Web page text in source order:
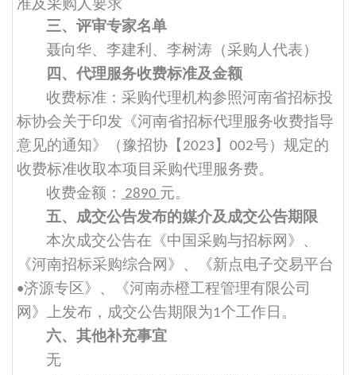
准及采购人要求
三、评审专家名单
聂向华、 李建利 、 李树涛 （采购人代表）
四、代理服务收费标准及金额
收费标准：采购代理机构参照河南省招标投
标协会关于印发《河南省招标代理服务收费指导
意见的通知》（豫招协【 2023 】 002号）规定的
收费标准收取本项目采购代理服务费。
收费金额：
2890 元。
五、成交公告发布的媒介及成交公告期限
本次成交公告在 《中国采购与招标网 》 、
《河南招标采购综合网 》 、 《新点电子交易平台
•济源专区 》 、 《河南赤橙工程管理有限公司
网 》 上发布，成交公告期限为1个工作日。
六、其他补充事宜
无